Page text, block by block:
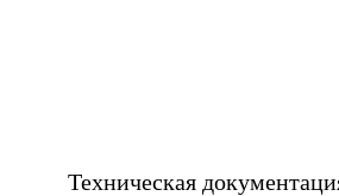
Техническая